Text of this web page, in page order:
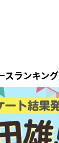
スランキング